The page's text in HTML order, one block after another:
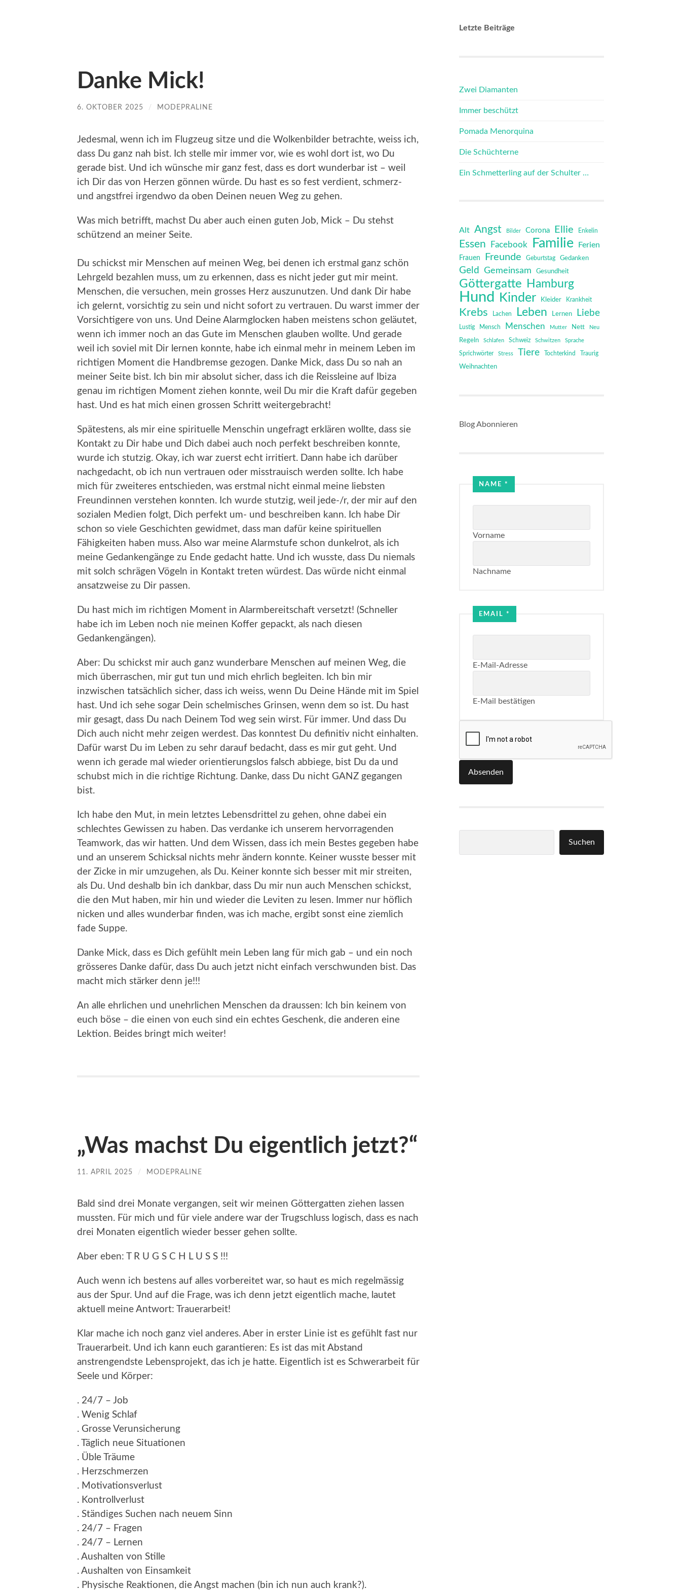
Danke Mick!
6. OKTOBER 2025 / MODEPRALINE
Jedesmal, wenn ich im Flugzeug sitze und die Wolkenbilder betrachte, weiss ich,
dass Du ganz nah bist. Ich stelle mir immer vor, wie es wohl dort ist, wo Du
gerade bist. Und ich wünsche mir ganz fest, dass es dort wunderbar ist – weil
ich Dir das von Herzen gönnen würde. Du hast es so fest verdient, schmerz-
und angstfrei irgendwo da oben Deinen neuen Weg zu gehen.
Was mich betrifft, machst Du aber auch einen guten Job, Mick – Du stehst
schützend an meiner Seite.
Du schickst mir Menschen auf meinen Weg, bei denen ich erstmal ganz schön
Lehrgeld bezahlen muss, um zu erkennen, dass es nicht jeder gut mir meint.
Menschen, die versuchen, mein grosses Herz auszunutzen. Und dank Dir habe
ich gelernt, vorsichtig zu sein und nicht sofort zu vertrauen. Du warst immer der
Vorsichtigere von uns. Und Deine Alarmglocken haben meistens schon geläutet,
wenn ich immer noch an das Gute im Menschen glauben wollte. Und gerade
weil ich soviel mit Dir lernen konnte, habe ich einmal mehr in meinem Leben im
richtigen Moment die Handbremse gezogen. Danke Mick, dass Du so nah an
meiner Seite bist. Ich bin mir absolut sicher, dass ich die Reissleine auf Ibiza
genau im richtigen Moment ziehen konnte, weil Du mir die Kraft dafür gegeben
hast. Und es hat mich einen grossen Schritt weitergebracht!
Spätestens, als mir eine spirituelle Menschin ungefragt erklären wollte, dass sie
Kontakt zu Dir habe und Dich dabei auch noch perfekt beschreiben konnte,
wurde ich stutzig. Okay, ich war zuerst echt irritiert. Dann habe ich darüber
nachgedacht, ob ich nun vertrauen oder misstrauisch werden sollte. Ich habe
mich für zweiteres entschieden, was erstmal nicht einmal meine liebsten
Freundinnen verstehen konnten. Ich wurde stutzig, weil jede-/r, der mir auf den
sozialen Medien folgt, Dich perfekt um- und beschreiben kann. Ich habe Dir
schon so viele Geschichten gewidmet, dass man dafür keine spirituellen
Fähigkeiten haben muss. Also war meine Alarmstufe schon dunkelrot, als ich
meine Gedankengänge zu Ende gedacht hatte. Und ich wusste, dass Du niemals
mit solch schrägen Vögeln in Kontakt treten würdest. Das würde nicht einmal
ansatzweise zu Dir passen.
Du hast mich im richtigen Moment in Alarmbereitschaft versetzt! (Schneller
habe ich im Leben noch nie meinen Koffer gepackt, als nach diesen
Gedankengängen).
Aber: Du schickst mir auch ganz wunderbare Menschen auf meinen Weg, die
mich überraschen, mir gut tun und mich ehrlich begleiten. Ich bin mir
inzwischen tatsächlich sicher, dass ich weiss, wenn Du Deine Hände mit im Spiel
hast. Und ich sehe sogar Dein schelmisches Grinsen, wenn dem so ist. Du hast
mir gesagt, dass Du nach Deinem Tod weg sein wirst. Für immer. Und dass Du
Dich auch nicht mehr zeigen werdest. Das konntest Du definitiv nicht einhalten.
Dafür warst Du im Leben zu sehr darauf bedacht, dass es mir gut geht. Und
wenn ich gerade mal wieder orientierungslos falsch abbiege, bist Du da und
schubst mich in die richtige Richtung. Danke, dass Du nicht GANZ gegangen
bist.
Ich habe den Mut, in mein letztes Lebensdrittel zu gehen, ohne dabei ein
schlechtes Gewissen zu haben. Das verdanke ich unserem hervorragenden
Teamwork, das wir hatten. Und dem Wissen, dass ich mein Bestes gegeben habe
und an unserem Schicksal nichts mehr ändern konnte. Keiner wusste besser mit
der Zicke in mir umzugehen, als Du. Keiner konnte sich besser mit mir streiten,
als Du. Und deshalb bin ich dankbar, dass Du mir nun auch Menschen schickst,
die den Mut haben, mir hin und wieder die Leviten zu lesen. Immer nur höflich
nicken und alles wunderbar finden, was ich mache, ergibt sonst eine ziemlich
fade Suppe.
Danke Mick, dass es Dich gefühlt mein Leben lang für mich gab – und ein noch
grösseres Danke dafür, dass Du auch jetzt nicht einfach verschwunden bist. Das
macht mich stärker denn je!!!
An alle ehrlichen und unehrlichen Menschen da draussen: Ich bin keinem von
euch böse – die einen von euch sind ein echtes Geschenk, die anderen eine
Lektion. Beides bringt mich weiter!
„Was machst Du eigentlich jetzt?“
11. APRIL 2025 / MODEPRALINE
Bald sind drei Monate vergangen, seit wir meinen Göttergatten ziehen lassen
mussten. Für mich und für viele andere war der Trugschluss logisch, dass es nach
drei Monaten eigentlich wieder besser gehen sollte.
Aber eben: T R U G S C H L U S S !!!
Auch wenn ich bestens auf alles vorbereitet war, so haut es mich regelmässig
aus der Spur. Und auf die Frage, was ich denn jetzt eigentlich mache, lautet
aktuell meine Antwort: Trauerarbeit!
Klar mache ich noch ganz viel anderes. Aber in erster Linie ist es gefühlt fast nur
Trauerarbeit. Und ich kann euch garantieren: Es ist das mit Abstand
anstrengendste Lebensprojekt, das ich je hatte. Eigentlich ist es Schwerarbeit für
Seele und Körper:
. 24/7 – Job
. Wenig Schlaf
. Grosse Verunsicherung
. Täglich neue Situationen
. Üble Träume
. Herzschmerzen
. Motivationsverlust
. Kontrollverlust
. Ständiges Suchen nach neuem Sinn
. 24/7 – Fragen
. 24/7 – Lernen
. Aushalten von Stille
. Aushalten von Einsamkeit
. Physische Reaktionen, die Angst machen (bin ich nun auch krank?).
Letzte Beiträge
Zwei Diamanten
Immer beschützt
Pomada Menorquina
Die Schüchterne
Ein Schmetterling auf der Schulter …
Alt Angst Bilder Corona Ellie Enkelin
Essen Facebook Familie Ferien
Frauen Freunde Geburtstag Gedanken
Geld Gemeinsam Gesundheit
Göttergatte Hamburg
Hund Kinder Kleider Krankheit
Krebs Lachen Leben Lernen Liebe
Lustig Mensch Menschen Mutter Nett Neu
Regeln Schlafen Schweiz Schwitzen Sprache
Sprichwörter Stress Tiere Tochterkind Traurig
Weihnachten
Blog Abonnieren
NAME *
Vorname
Nachname
Email
EMAIL *
E-Mail-Adresse
E-Mail bestätigen
Absenden
Suchen